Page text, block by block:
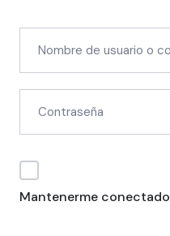
Mantenerme conectado